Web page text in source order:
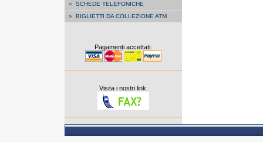
» SCHEDE TELEFONICHE
» BIGLIETTI DA COLLEZIONE ATM
Pagamenti accettati:
Visita i nostri link: